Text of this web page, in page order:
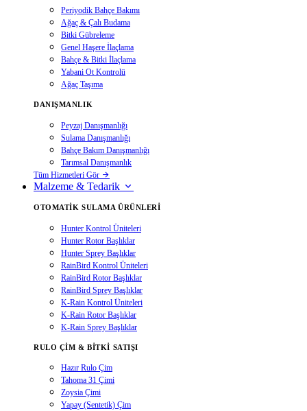
Periyodik Bahçe Bakımı
Ağaç & Çalı Budama
Bitki Gübreleme
Genel Haşere İlaçlama
Bahçe & Bitki İlaçlama
Yabani Ot Kontrolü
Ağaç Taşıma
DANIŞMANLIK
Peyzaj Danışmanlığı
Sulama Danışmanlığı
Bahçe Bakım Danışmanlığı
Tarımsal Danışmanlık
Tüm Hizmetleri Gör
Malzeme & Tedarik
OTOMATIK SULAMA ÜRÜNLERI
Hunter Kontrol Üniteleri
Hunter Rotor Başlıklar
Hunter Sprey Başlıklar
RainBird Kontrol Üniteleri
RainBird Rotor Başlıklar
RainBird Sprey Başlıklar
K-Rain Kontrol Üniteleri
K-Rain Rotor Başlıklar
K-Rain Sprey Başlıklar
RULO ÇIM & BITKI SATIŞI
Hazır Rulo Çim
Tahoma 31 Çimi
Zoysia Çimi
Yapay (Sentetik) Çim